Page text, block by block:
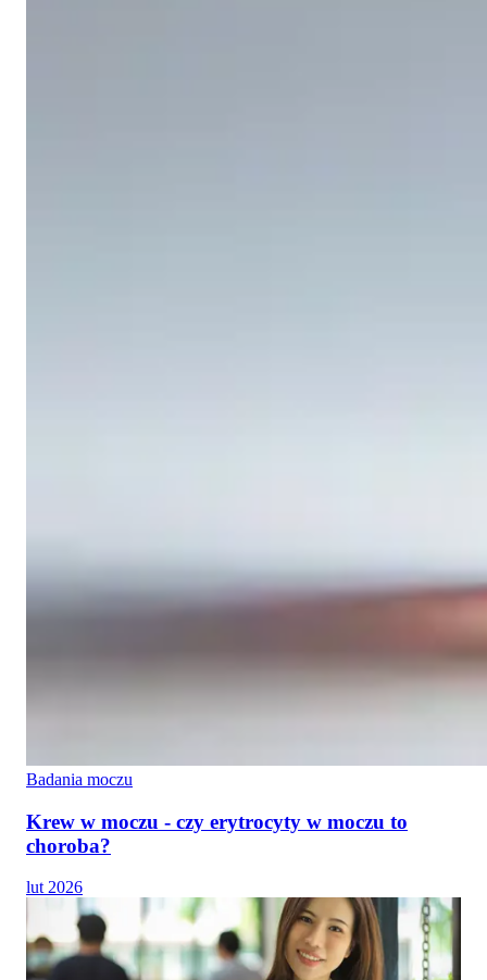
Badania moczu
Krew w moczu - czy erytrocyty w moczu to
choroba?
lut 2026